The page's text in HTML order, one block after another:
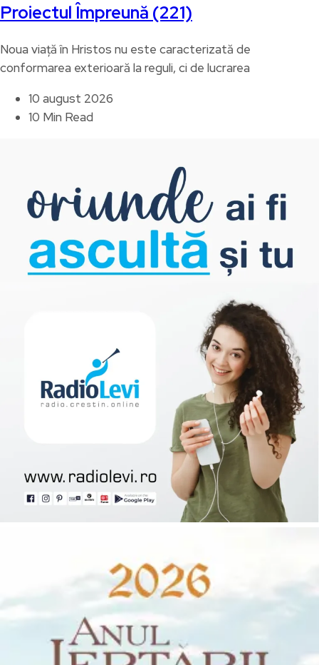
Proiectul Împreună (221)
Noua viață în Hristos nu este caracterizată de
conformarea exterioară la reguli, ci de lucrarea
10 august 2026
10 Min Read